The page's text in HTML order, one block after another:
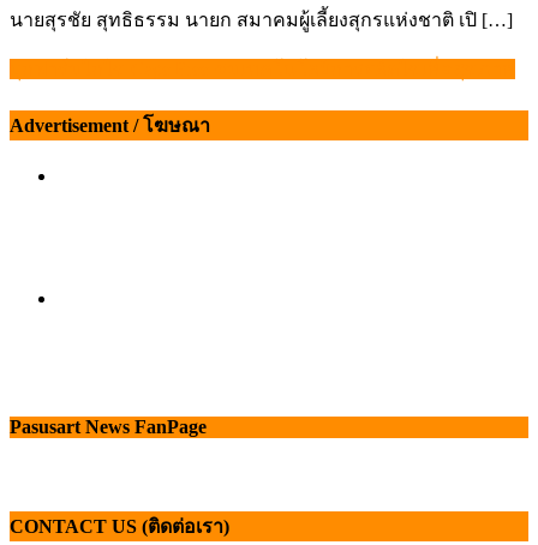
นายสุรชัย สุทธิธรรม นายก สมาคมผู้เลี้ยงสุกรแห่งชาติ เปิ […]
แนะแนว
เรื่อง
Advertisement / โฆษณา
Pasusart News FanPage
CONTACT US (ติดต่อเรา)